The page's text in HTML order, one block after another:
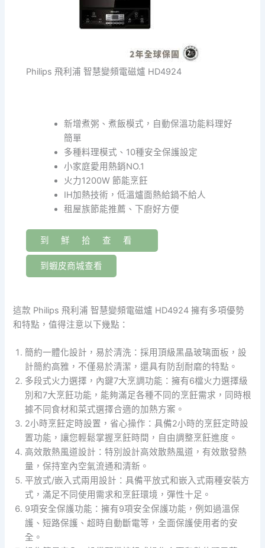
Philips 飛利浦 智慧變頻電磁爐 HD4924
新增煮粥、煮飯模式，自動保溫功能料理好
簡單
多種料理模式、10種安全保護設定
小家庭愛用熱銷NO.1
火力1200W 節能烹飪
IH加熱技術，低溫爐面熱給鍋不給人
租屋族節能推薦、下廚好方便
到鮮拾查看
到蝦皮商城查看
這款 Philips 飛利浦 智慧變頻電磁爐 HD4924 擁有多項優勢
和特點，值得注意以下幾點：
簡約一體化設計，易於清洗：採用頂級黑晶玻璃面板，設
計簡約高雅，不僅易於清潔，還具有防刮耐磨的特點。
多段式火力選擇，內鍵7大烹調功能：擁有6檔火力選擇級
別和7大烹飪功能，能夠滿足各種不同的烹飪需求，同時根
據不同食材和菜式選擇合適的加熱方案。
2小時烹飪定時設置，省心操作：具備2小時的烹飪定時設
置功能，讓您輕鬆掌握烹飪時間，自由調整烹飪進度。
高效散熱風道設計：特別設計高效散熱風道，有效散發熱
量，保持室內空氣流通和清新。
平放式/嵌入式兩用設計：具備平放式和嵌入式兩種安裝方
式，滿足不同使用需求和烹飪環境，彈性十足。
9項安全保護功能：擁有9項安全保護功能，例如過溫保
護、短路保護、超時自動斷電等，全面保護使用者的安
全。